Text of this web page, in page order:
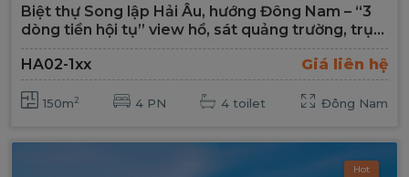
Biệt thự Song lập Hải Âu, hướng Đông Nam – “3
dòng tiền hội tụ” view hồ, sát quảng trường, trục
kinh doanh hiếm
HA02-1xx
Giá liên hệ
150m2 4 PN 4 toilet Đông Nam
Hot